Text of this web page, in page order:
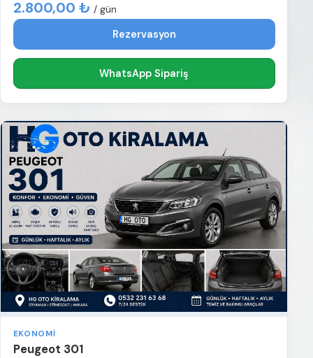
2.800,00 ₺ / gün
Rezervasyon
WhatsApp Sipariş
EKONOMI
Peugeot 301